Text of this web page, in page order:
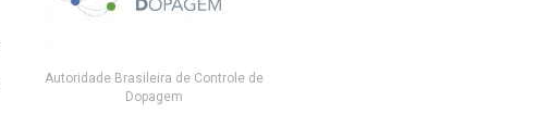
Autoridade Brasileira de Controle de
Dopagem